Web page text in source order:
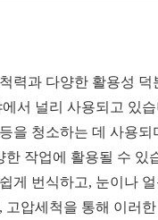
력과 다양한 활용성 덕
서 널리 사용되고 있
을 청소하는 데 사용
한 작업에 활용될 수 있
게 번식하고, 눈이나
고압세척을 통해 이러